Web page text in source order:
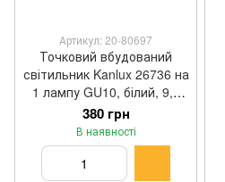
Артикул: 20-80697
Точковий вбудований
світильник Kanlux 26736 на
1 лампу GU10, білий, 9,2
см
380 грн
В наявності